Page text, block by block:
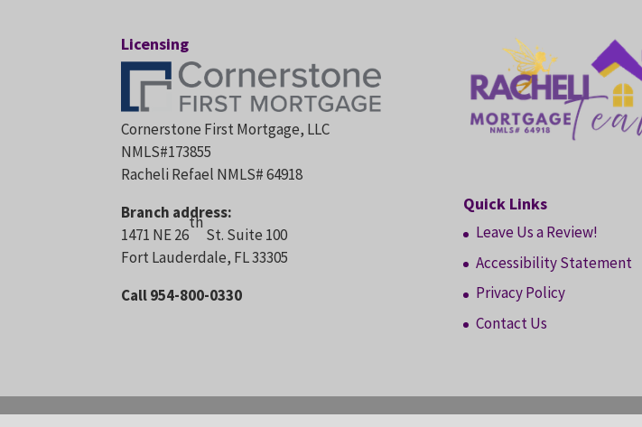
Licensing
Cornerstone First Mortgage, LLC
NMLS#173855
Racheli Refael NMLS# 64918
Branch address:
1471 NE 26
th
St. Suite 100
Fort Lauderdale, FL 33305
Call 954-800-0330
Quick Links
Leave Us a Review!
Accessibility Statement
Privacy Policy
Contact Us